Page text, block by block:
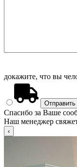
докажите, что вы
Спасибо за Ваше
Наш менеджер